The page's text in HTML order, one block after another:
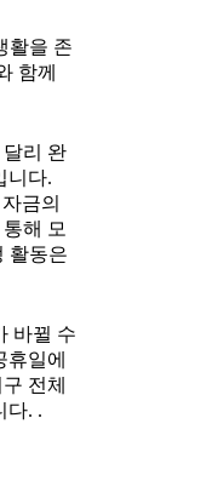
활을 존
함께
리 완
니다.
금의
해 모
활동은
바뀔 수
일에
전체
다. .